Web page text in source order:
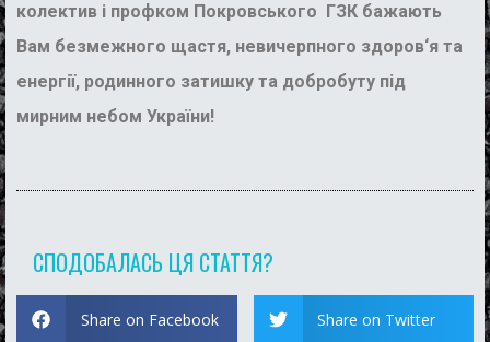
колектив і профком Покровського
ГЗК бажають
Вам безмежного щастя, невичерпного здоров‘я та
енергії, родинного затишку та добробуту під
мирним небом України!
СПОДОБАЛАСЬ ЦЯ СТАТТЯ?
Share on Facebook Share on Twitter